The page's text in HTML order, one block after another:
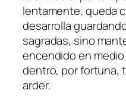
lentamente, queda
desarrolla
sagradas, sino
encendido en
dentro, por fortuna,
arder.